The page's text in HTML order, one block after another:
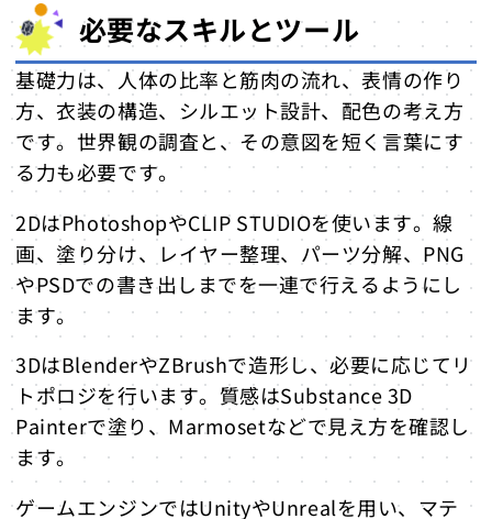
必要なスキルとツール
基礎力は、人体の比率と筋肉の流れ、表情の作り
方、衣装の構造、シルエット設計、配色の考え方
です。世界観の調査と、その意図を短く言葉にす
る力も必要です。
2DはPhotoshopやCLIP STUDIOを使います。線
画、塗り分け、レイヤー整理、パーツ分解、PNG
やPSDでの書き出しまでを一連で行えるようにし
ます。
3DはBlenderやZBrushで造形し、必要に応じてリ
トポロジを行います。質感はSubstance 3D
Painterで塗り、Marmosetなどで見え方を確認し
ます。
ゲームエンジンではUnityやUnrealを用い、マテ